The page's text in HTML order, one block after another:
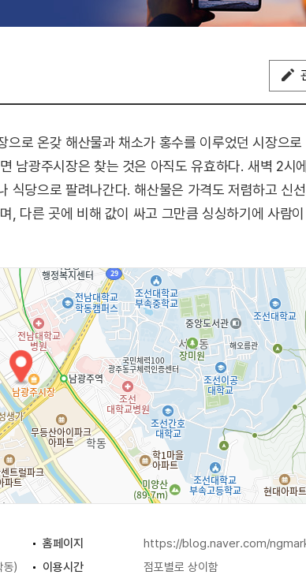
로 온갖 해산물과 채소가 홍수를 이루었던 시장으
남광주시장은 찾는 것은 아직도 유효하다. 새벽 2시
식당으로 팔려나간다. 해산물은 가격도 저렴하고 신
, 다른 곳에 비해 값이 싸고 그만큼 싱싱하기에 사람
홈페이지
https://blog.naver.com/
동) 이용시간
점포별로 상이함